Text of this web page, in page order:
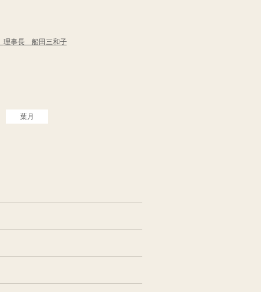
理事長 船田三和子
葉月